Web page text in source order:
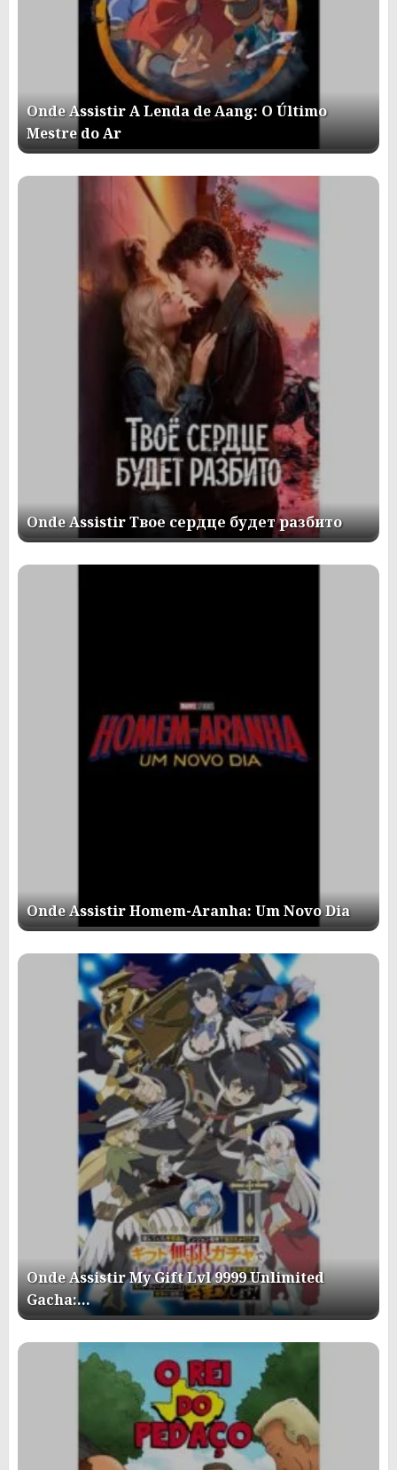
Onde Assistir A Lenda de Aang: O Último
Mestre do Ar
Onde Assistir Твое сердце будет разбито
Onde Assistir Homem-Aranha: Um Novo Dia
Onde Assistir My Gift Lvl 9999 Unlimited
Gacha:…